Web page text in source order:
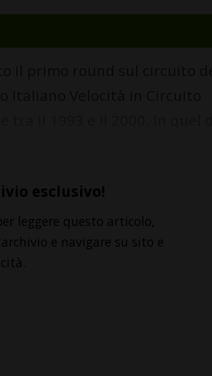
esclusivo!
leggere questo articolo,
e navigare su sito e